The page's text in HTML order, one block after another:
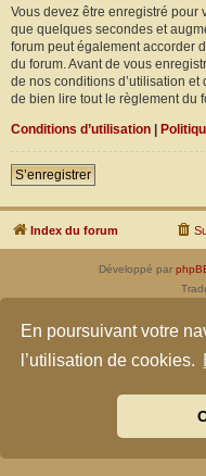
En poursuivant votre
l’utilisation de cookies.
Vous devez être enregistré pour
que quelques secondes et
forum peut également accorder
du forum. Avant de vous
de nos conditions d’utilisation
de bien lire tout le règlement du
Conditions d’utilisation |
S’enregistrer
Index du forum
Développé par